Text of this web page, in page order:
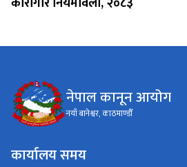
नेपाल कानून आयोग
नयाँ बानेश्वर, काठमाण्डौँ
कार्यालय समय